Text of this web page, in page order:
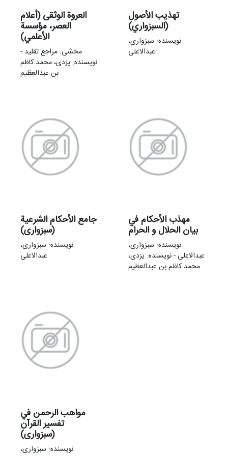
العروة الوثقی (أعلام
العصر، مؤسسة
الأعلمي)
محشی: مراجع تقلید -
نویسنده: یزدی، محمد کاظم
بن عبدالعظیم
تهذیب الأصول
(السبزواري)
نویسنده: سبزواری،
عبدالاعلی
جامع الأحکام الشرعية
(سبزواری)
نویسنده: سبزواری،
عبدالاعلی
مهذب الأحکام في
بیان الحلال و الحرام
نویسنده: سبزواری،
عبدالاعلی - نویسنده: یزدی،
محمد کاظم بن عبدالعظیم
مواهب الرحمن في
تفسير القرآن
(سبزواری)
نویسنده: سبزواری،